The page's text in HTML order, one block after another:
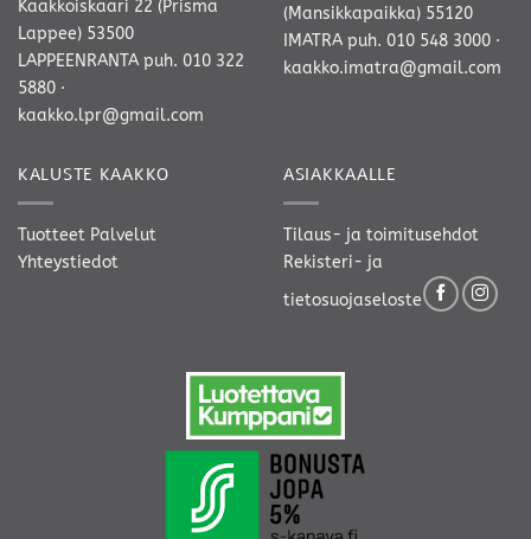
Kaakkoiskaari 22 (Prisma
Lappee) 53500
LAPPEENRANTA puh. 010 322
5880 ·
kaakko.lpr@gmail.com
(Mansikkapaikka) 55120
IMATRA puh. 010 548 3000 ·
kaakko.imatra@gmail.com
KALUSTE KAAKKO
Tuotteet Palvelut
Yhteystiedot
ASIAKKAALLE
Tilaus- ja toimitusehdot
Rekisteri- ja
tietosuojaseloste